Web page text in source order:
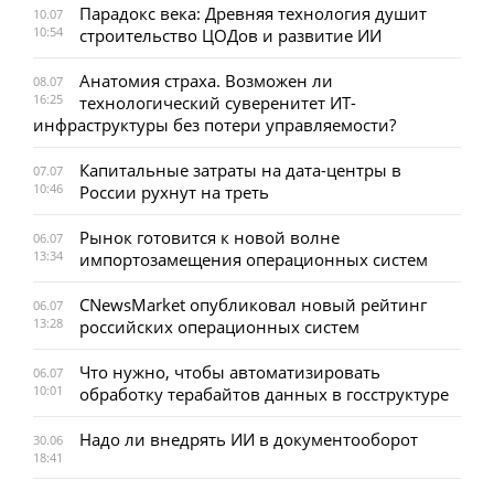
10.07
10:54
Парадокс века: Древняя технология душит
строительство ЦОДов и развитие ИИ
08.07
16:25
Анатомия страха. Возможен ли
технологический суверенитет ИТ-
инфраструктуры без потери управляемости?
07.07
10:46
Капитальные затраты на дата-центры в
России рухнут на треть
06.07
13:34
Рынок готовится к новой волне
импортозамещения операционных систем
06.07
13:28
CNewsMarket опубликовал новый рейтинг
российских операционных систем
06.07
10:01
Что нужно, чтобы автоматизировать
обработку терабайтов данных в госструктуре
30.06
18:41
Надо ли внедрять ИИ в документооборот